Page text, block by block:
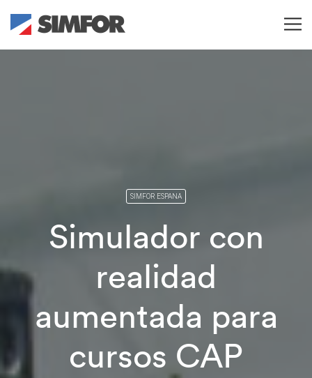
SIMFOR ESPANA
Simulador con
realidad
aumentada para
cursos CAP